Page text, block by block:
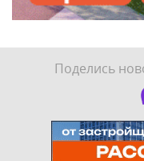
Поделись